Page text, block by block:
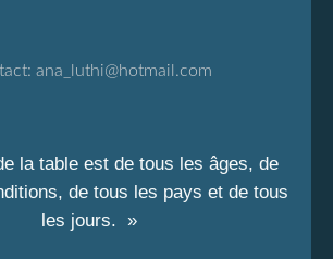
ana_luthi@hotmail.com
la table est de tous les âges, de
de tous les pays et de tous
les jours. »